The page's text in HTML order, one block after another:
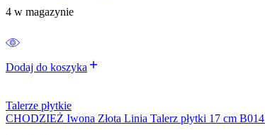
4 w magazynie
Dodaj do koszyka
Talerze płytkie
CHODZIEŻ Iwona Złota Linia Talerz płytki 17 cm B014